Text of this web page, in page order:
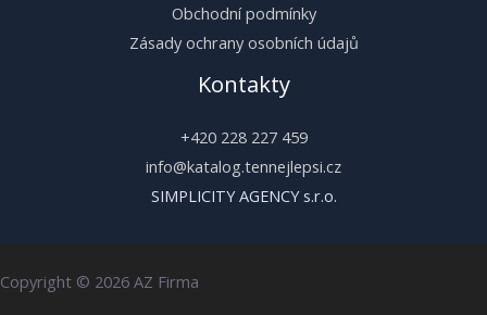
Obchodní podmínky
Zásady ochrany osobních údajů
Kontakty
+420 228 227 459
info@katalog.tennejlepsi.cz
SIMPLICITY AGENCY s.r.o.
Copyright © 2026 AZ Firma